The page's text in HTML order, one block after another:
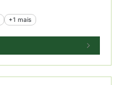
+1 mais